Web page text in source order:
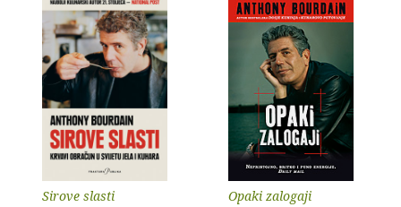
Sirove slasti Opaki zalogaji